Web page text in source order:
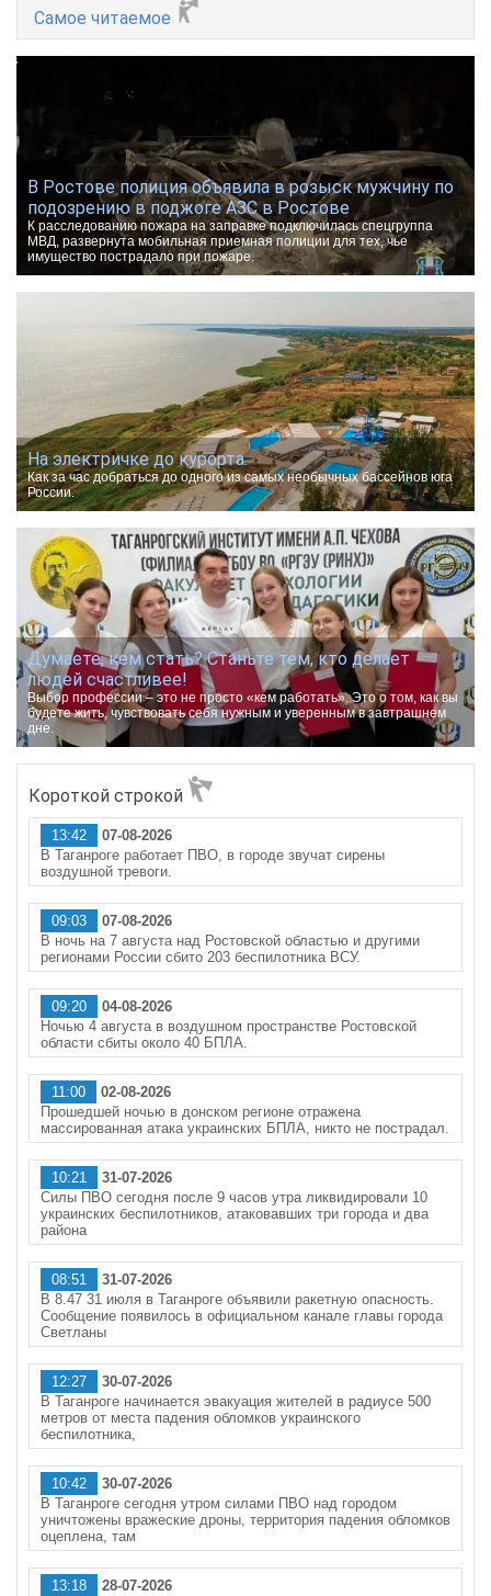
Самое читаемое
В Ростове полиция объявила в розыск мужчину по
подозрению в поджоге АЗС в Ростове
К расследованию пожара на заправке подключилась спецгруппа
МВД, развернута мобильная приемная полиции для тех, чье
имущество пострадало при пожаре.
На электричке до курорта.
Как за час добраться до одного из самых необычных бассейнов юга
России.
Думаете, кем стать? Станьте тем, кто делает
людей счастливее!
Выбор профессии – это не просто «кем работать». Это о том, как вы
будете жить, чувствовать себя нужным и уверенным в завтрашнем
дне.
Короткой строкой
13:42
07-08-2026
В Таганроге работает ПВО, в городе звучат сирены
воздушной тревоги.
09:03
07-08-2026
В ночь на 7 августа над Ростовской областью и другими
регионами России сбито 203 беспилотника ВСУ.
09:20
04-08-2026
Ночью 4 августа в воздушном пространстве Ростовской
области сбиты около 40 БПЛА.
11:00
02-08-2026
Прошедшей ночью в донском регионе отражена
массированная атака украинских БПЛА, никто не пострадал.
10:21
31-07-2026
Силы ПВО сегодня после 9 часов утра ликвидировали 10
украинских беспилотников, атаковавших три города и два
района
08:51
31-07-2026
В 8.47 31 июля в Таганроге объявили ракетную опасность.
Сообщение появилось в официальном канале главы города
Светланы
12:27
30-07-2026
В Таганроге начинается эвакуация жителей в радиусе 500
метров от места падения обломков украинского
беспилотника,
10:42
30-07-2026
В Таганроге сегодня утром силами ПВО над городом
уничтожены вражеские дроны, территория падения обломков
оцеплена, там
13:18
28-07-2026